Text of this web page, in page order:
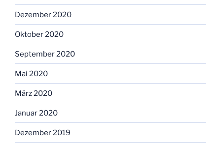
Dezember 2020
Oktober 2020
September 2020
Mai 2020
März 2020
Januar 2020
Dezember 2019